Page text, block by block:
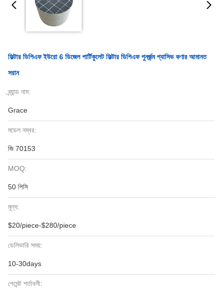
ফিল্টার ডিপিএফ ইউরো 6 ডিজেল পার্টিকুলেট ফিল্টার ডিপিএফ পুনর্জন্ম প্যাসিভ কণার আমানত
সরান
ব্র্যান্ড নাম:
Grace
মডেল নম্বর:
জি 70153
MOQ:
50 পিসি
মূল্য:
$20/piece-$280/piece
ডেলিভারি সময়:
10-30days
পেমেন্ট শর্তাবলী: